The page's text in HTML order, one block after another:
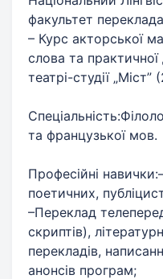
факультет
– Курс акторської
слова та практичної
театрі-студії
та французької мов.
Професійні
поетичних,
–Переклад
скриптів),
перекладів,
анонсів програм;